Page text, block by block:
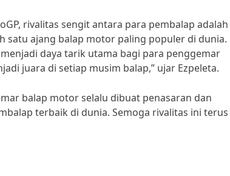
rivalitas sengit antara para pembalap adalah
satu ajang balap motor paling populer di dunia.
daya tarik utama bagi para penggemar
juara di setiap musim balap,” ujar Ezpeleta.
balap motor selalu dibuat penasaran dan
terbaik di dunia. Semoga rivalitas ini terus